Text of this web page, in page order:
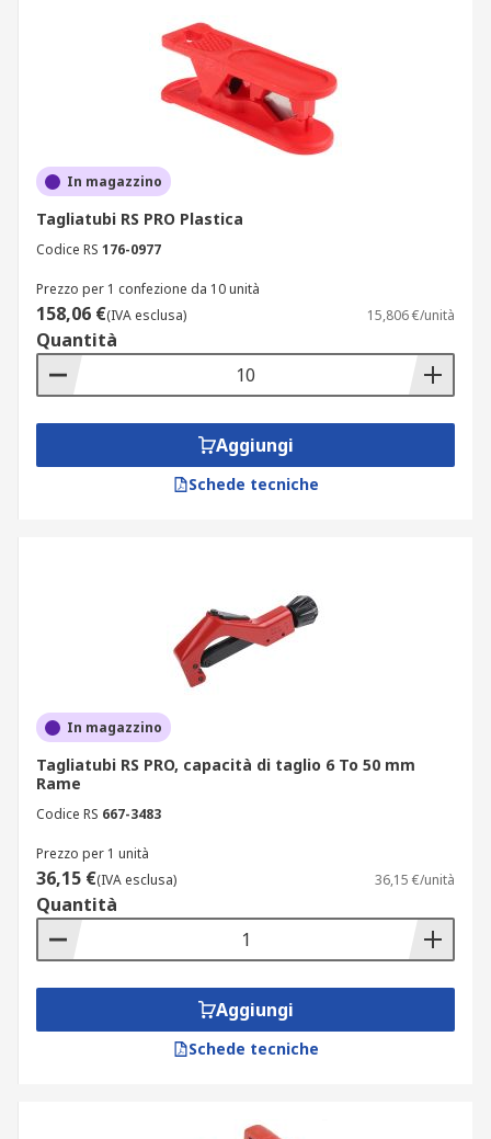
In magazzino
Tagliatubi RS PRO Plastica
Codice RS 176-0977
Prezzo per 1 confezione da 10 unità
158,06 €(IVA esclusa) 15,806 €/unità
Quantità
Aggiungi
Schede tecniche
In magazzino
Tagliatubi RS PRO, capacità di taglio 6 To 50 mm
Rame
Codice RS 667-3483
Prezzo per 1 unità
36,15 €(IVA esclusa) 36,15 €/unità
Quantità
Aggiungi
Schede tecniche